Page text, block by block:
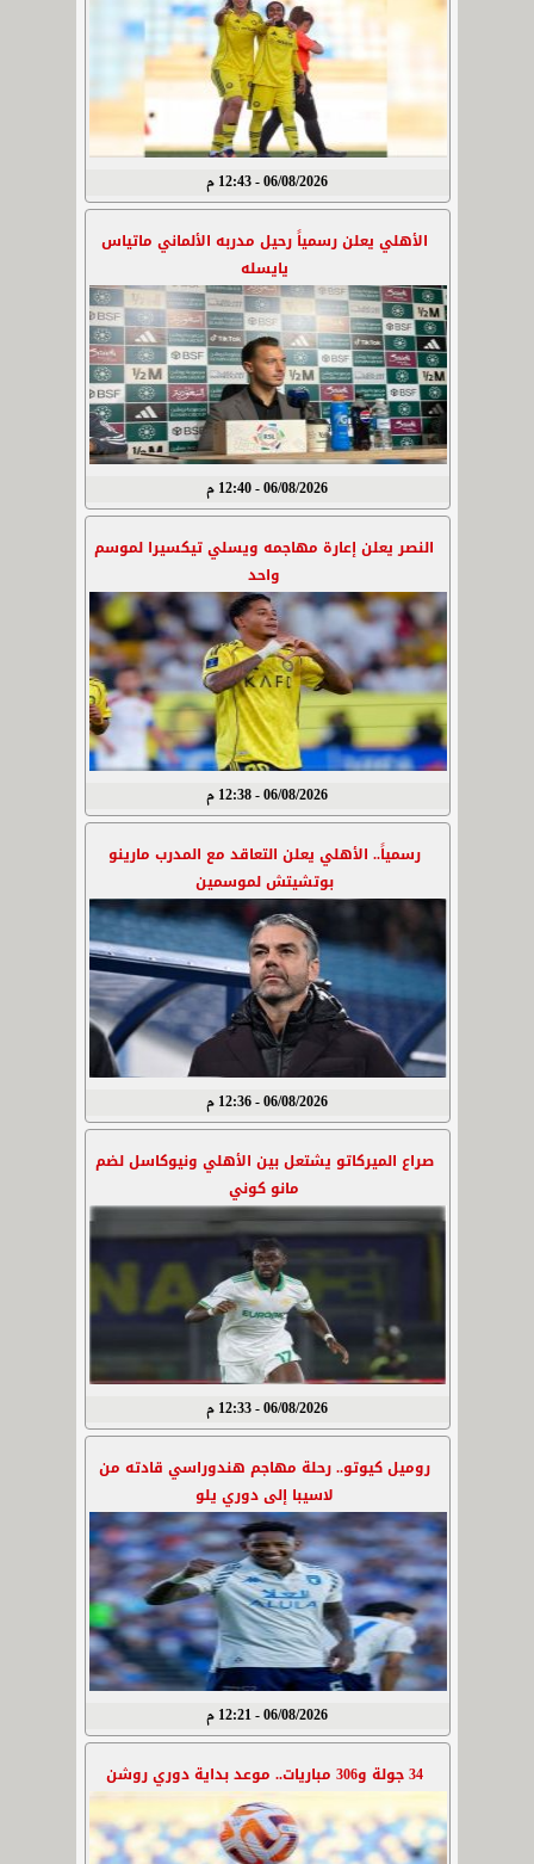
06/08/2026 - 12:43 م
الأهلي يعلن رسمياً رحيل مدربه الألماني ماتياس
يايسله
06/08/2026 - 12:40 م
النصر يعلن إعارة مهاجمه ويسلي تيكسيرا لموسم
واحد
06/08/2026 - 12:38 م
رسمياً.. الأهلي يعلن التعاقد مع المدرب مارينو
بوتشيتش لموسمين
06/08/2026 - 12:36 م
صراع الميركاتو يشتعل بين الأهلي ونيوكاسل لضم
مانو كوني
06/08/2026 - 12:33 م
روميل كيوتو.. رحلة مهاجم هندوراسي قادته من
لاسيبا إلى دوري يلو
06/08/2026 - 12:21 م
34 جولة و306 مباريات.. موعد بداية دوري روشن